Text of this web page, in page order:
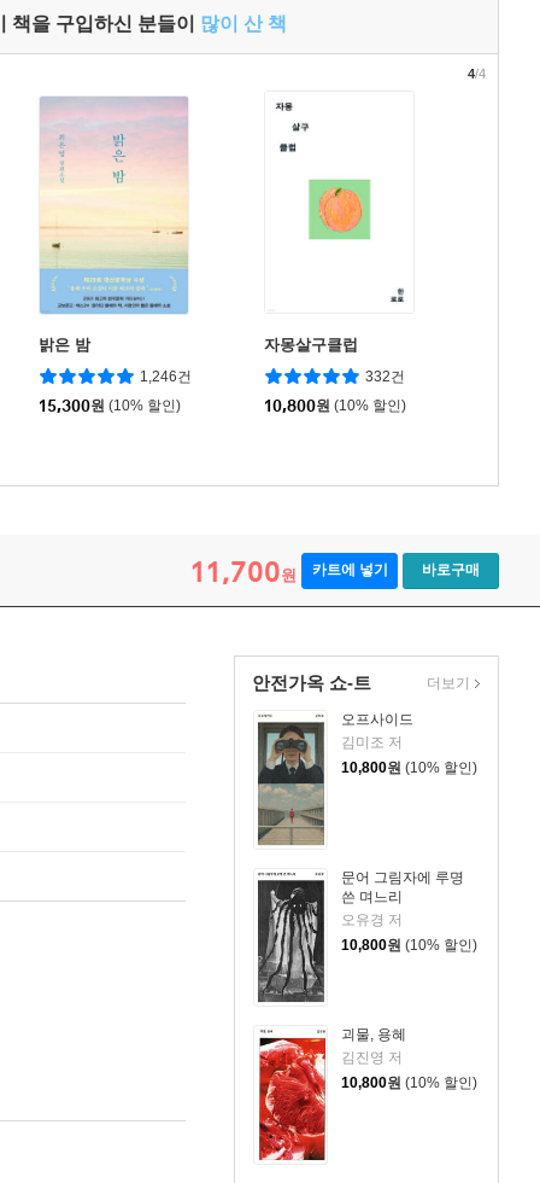
책을 구입하신 분들이 많이 산 책
밝은 밤
1,246건
15,300원 (10% 할인)
자몽살구클럽
332건
10,800원 (10% 할인)
4/4
11,700원 카트에 넣기 바로구매
안전가옥 쇼-트
오프사이드
김미조 저
10,800원 (10% 할인)
문어 그림자에 루명
쓴 며느리
오유경 저
10,800원 (10% 할인)
괴물, 용혜
김진영 저
10,800원 (10% 할인)
더보기